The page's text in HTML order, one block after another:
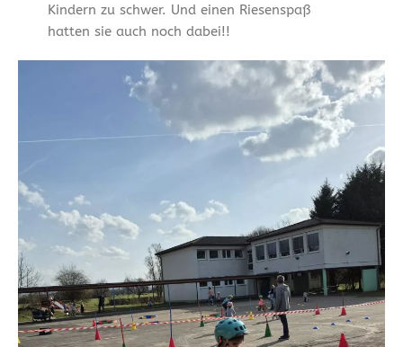
Kindern zu schwer. Und einen Riesenspaß
hatten sie auch noch dabei!!